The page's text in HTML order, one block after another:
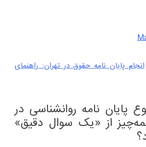
انجام پایان نامه حقوق در تهران: راهنمای
پایان نامه روانشناسی در
از «یک سوال دقیق»